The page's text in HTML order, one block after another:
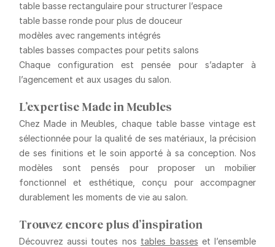
table basse rectangulaire pour structurer l’espace
table basse ronde pour plus de douceur
modèles avec rangements intégrés
tables basses compactes pour petits salons
Chaque configuration est pensée pour s’adapter à
l’agencement et aux usages du salon.
L’expertise Made in Meubles
Chez Made in Meubles, chaque table basse vintage est
sélectionnée pour la qualité de ses matériaux, la précision
de ses finitions et le soin apporté à sa conception. Nos
modèles sont pensés pour proposer un mobilier
fonctionnel et esthétique, conçu pour accompagner
durablement les moments de vie au salon.
Trouvez encore plus d’inspiration
Découvrez aussi toutes nos tables basses et l’ensemble